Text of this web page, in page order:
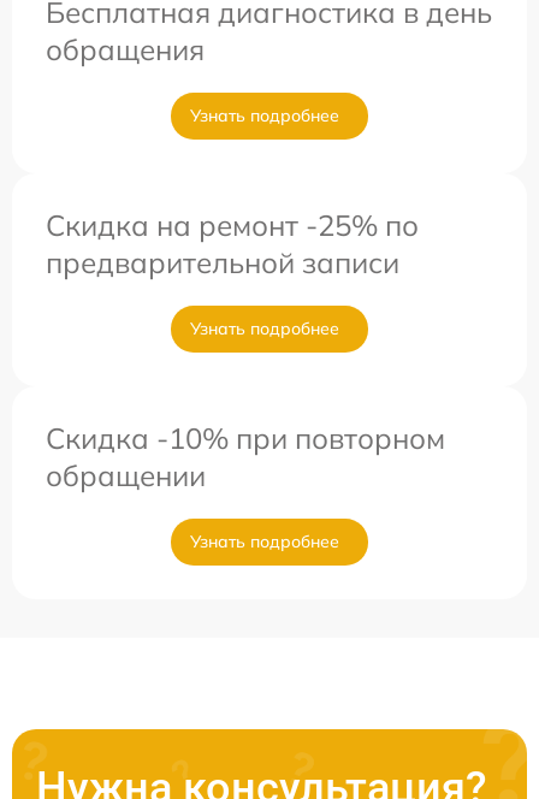
Бесплатная диагностика в день
обращения
Узнать подробнее
Скидка на ремонт -25% по
предварительной записи
Узнать подробнее
Скидка -10% при повторном
обращении
Узнать подробнее
Нужна консультация?